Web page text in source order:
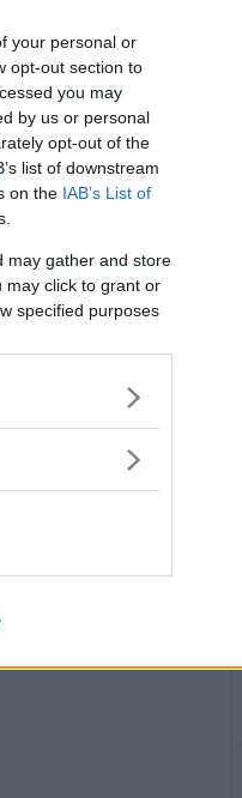
your personal or
opt-out section to
you may
by us or personal
opt-out of the
list of downstream
on the IAB’s List of
may gather and store
may click to grant or
specified purposes